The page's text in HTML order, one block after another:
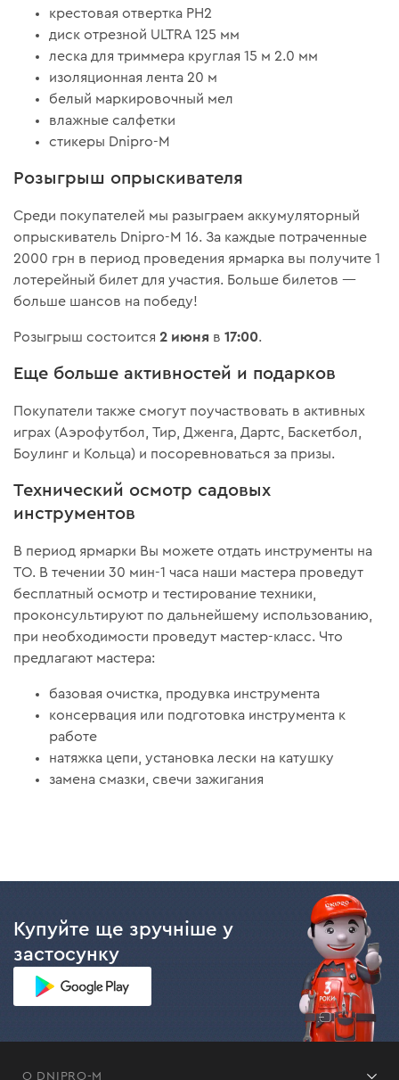
крестовая отвертка РН2
диск отрезной ULTRA 125 мм
леска для триммера круглая 15 м 2.0 мм
изоляционная лента 20 м
белый маркировочный мел
влажные салфетки
стикеры Dnipro-M
Розыгрыш опрыскивателя
Среди покупателей мы разыграем аккумуляторный
опрыскиватель Dnipro-M 16. За каждые потраченные
2000 грн в период проведения ярмарка вы получите 1
лотерейный билет для участия. Больше билетов —
больше шансов на победу!
Розыгрыш состоится2 июня в17:00.
Еще больше активностей и подарков
Покупатели также смогут поучаствовать в активных
играх (Аэрофутбол, Тир, Дженга, Дартс, Баскетбол,
Боулинг и Кольца) и посоревноваться за призы.
Технический осмотр садовых
инструментов
В период ярмарки Вы можете отдать инструменты на
ТО. В течении 30 мин-1 часа наши мастера проведут
бесплатный осмотр и тестирование техники,
проконсультируют по дальнейшему использованию,
при необходимости проведут мастер-класс. Что
предлагают мастера:
базовая очистка, продувка инструмента
консервация или подготовка инструмента к
работе
натяжка цепи, установка лески на катушку
замена смазки, свечи зажигания
Купуйте ще зручніше у
застосунку
О DNIPRO-M